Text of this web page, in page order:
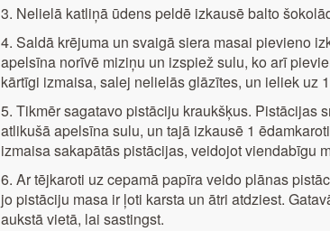
3. Nelielā katliņā ūdens peldē izkausē balto
4. Saldā krējuma un svaigā siera masai pievieno
apelsīna norīvē miziņu un izspiež sulu, ko arī
kārtīgi izmaisa, salej nelielās glāzītes, un ieliek uz
5. Tikmēr sagatavo pistāciju kraukšķus. Pistācijas
atlikušā apelsīna sulu, un tajā izkausē 1
izmaisa sakapātās pistācijas, veidojot viendabīgu
6. Ar tējkaroti uz cepamā papīra veido plānas
jo pistāciju masa ir ļoti karsta un ātri atdziest.
aukstā vietā, lai sastingst.